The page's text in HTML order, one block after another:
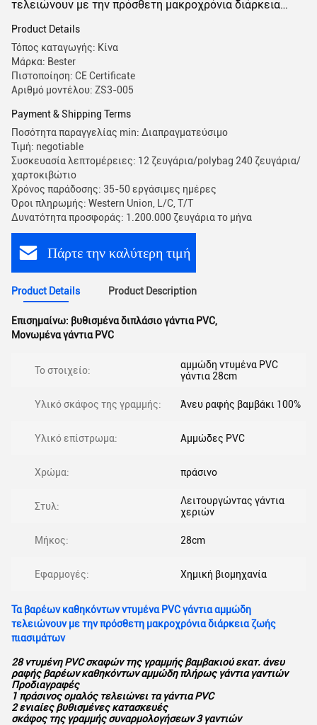
τελειώνουν με την πρόσθετη μακροχρόνια διάρκεια
Product Details
Τόπος καταγωγής: Κίνα
Μάρκα: Bester
Πιστοποίηση: CE Certificate
Αριθμό μοντέλου: ZS3-005
Payment & Shipping Terms
Ποσότητα παραγγελίας min: Διαπραγματεύσιμο
Τιμή: negotiable
Συσκευασία λεπτομέρειες: 12 ζευγάρια/polybag 240 ζευγάρια/
χαρτοκιβώτιο
Χρόνος παράδοσης: 35-50 εργάσιμες ημέρες
Όροι πληρωμής: Western Union, L/C, T/T
Δυνατότητα προσφοράς: 1.200.000 ζευγάρια το μήνα
Πάρτε την καλύτερη τιμή
Product Details Product Description
Επισημαίνω: βυθισμένα διπλάσιο γάντια PVC,
Μονωμένα γάντια PVC
Το στοιχείο:
αμμώδη ντυμένα PVC
γάντια 28cm
Υλικό σκάφος της γραμμής: Άνευ ραφής βαμβάκι 100%
Υλικό επίστρωμα: Αμμώδες PVC
Χρώμα: πράσινο
Στυλ:
Λειτουργώντας γάντια
χεριών
Μήκος: 28cm
Εφαρμογές: Χημική βιομηχανία
Τα βαρέων καθηκόντων ντυμένα PVC γάντια αμμώδη
τελειώνουν με την πρόσθετη μακροχρόνια διάρκεια ζωής
πιασιμάτων
28 ντυμένη PVC σκαφών της γραμμής βαμβακιού εκατ. άνευ
ραφής βαρέων καθηκόντων αμμώδη πλήρως γάντια γαντιών
Προδιαγραφές
1 πράσινος ομαλός τελειώνει τα γάντια PVC
2 ενιαίες βυθισμένες κατασκευές
σκάφος της γραμμής συναρμολογήσεων 3 γαντιών